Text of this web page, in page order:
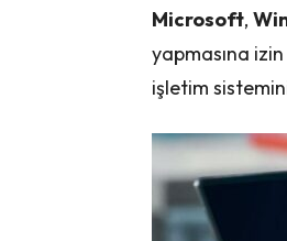
Microsoft,
yapmasına
işletim